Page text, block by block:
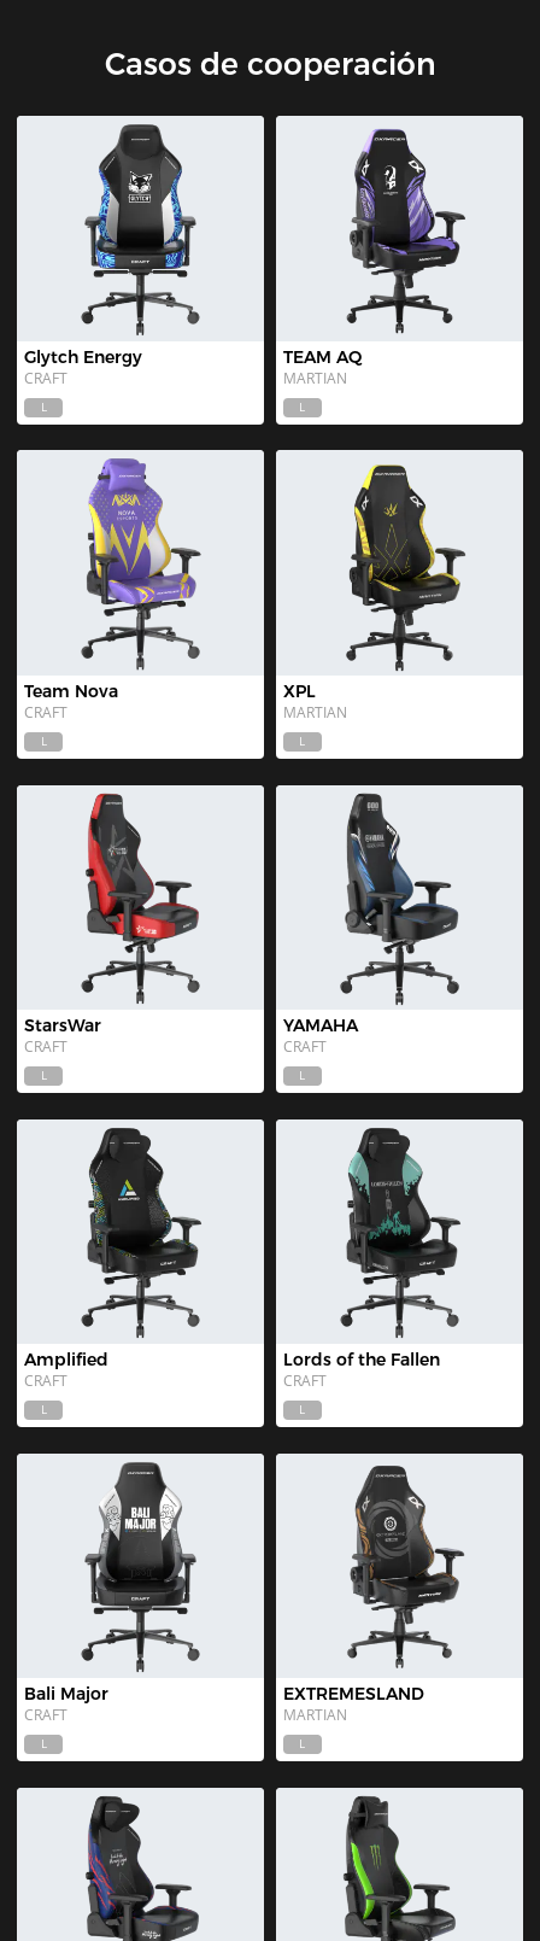
Casos de cooperación
Glytch Energy
CRAFT
L
TEAM AQ
MARTIAN
L
Team Nova
CRAFT
L
XPL
MARTIAN
L
StarsWar
CRAFT
L
YAMAHA
CRAFT
L
Amplified
CRAFT
L
Lords of the Fallen
CRAFT
L
Bali Major
CRAFT
L
EXTREMESLAND
MARTIAN
L